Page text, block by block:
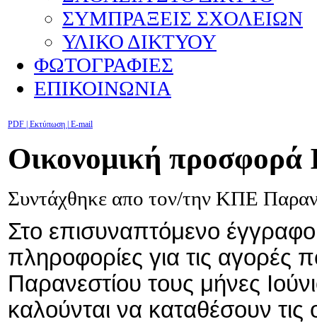
ΣΥΜΠΡΑΞΕΙΣ ΣΧΟΛΕΙΩΝ
ΥΛΙΚΟ ΔΙΚΤΥΟΥ
ΦΩΤΟΓΡΑΦΙΕΣ
ΕΠΙΚΟΙΝΩΝΙΑ
PDF | Εκτύπωση | E-mail
Οικονομική προσφορά
Συντάχθηκε απο τον/την ΚΠΕ
Στο επισυναπτόμενο έγγραφο
πληροφορίες για τις αγορές
Παρανεστίου τους μήνες
καλούνται να καταθέσουν